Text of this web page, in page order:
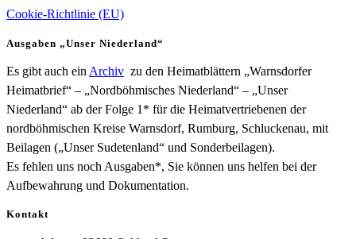
Cookie-Richtlinie (EU)
Ausgaben „Unser Niederland“
Es gibt auch ein Archiv zu den Heimatblättern „Warnsdorfer
Heimatbrief“ – „Nordböhmisches Niederland“ – „Unser
Niederland“ ab der Folge 1* für die Heimatvertriebenen der
nordböhmischen Kreise Warnsdorf, Rumburg, Schluckenau, mit
Beilagen („Unser Sudetenland“ und Sonderbeilagen).
Es fehlen uns noch Ausgaben*, Sie können uns helfen bei der
Aufbewahrung und Dokumentation.
Kontakt